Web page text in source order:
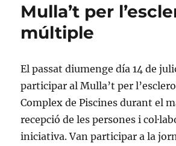
Mulla’t per
múltiple
El passat diumenge día 14 de
participar al Mulla’t per
Complex de Piscines durant el
recepció de les persones i
iniciativa. Van participar a la